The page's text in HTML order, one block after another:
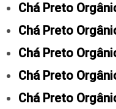
Chá Preto
Chá Preto
Chá Preto
Chá Preto
Chá Preto